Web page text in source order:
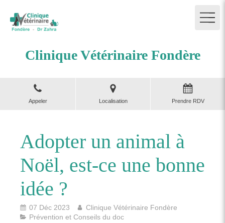
Clinique Vétérinaire Fondère
Appeler Localisation Prendre RDV
Adopter un animal à
Noël, est-ce une bonne
idée ?
07 Déc 2023
Clinique Vétérinaire Fondère
Prévention et Conseils du doc